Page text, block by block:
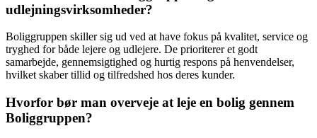
udlejningsvirksomheder?
Boliggruppen skiller sig ud ved at have fokus på kvalitet, service og
tryghed for både lejere og udlejere. De prioriterer et godt
samarbejde, gennemsigtighed og hurtig respons på henvendelser,
hvilket skaber tillid og tilfredshed hos deres kunder.
Hvorfor bør man overveje at leje en bolig gennem
Boliggruppen?